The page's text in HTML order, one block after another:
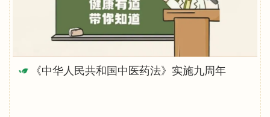
《中华人民共和国中医药法》实施九周年